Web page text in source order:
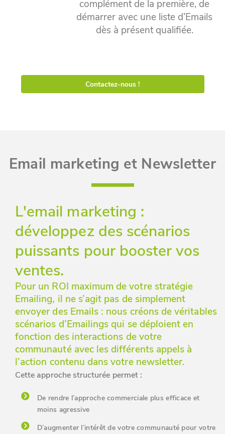
complément de la première, de
démarrer avec une liste d’Emails
dès à présent qualifiée.
Contactez-nous !
Email marketing et Newsletter
L'email marketing :
développez des scénarios
puissants pour booster vos
ventes.
Pour un ROI maximum de votre stratégie
Emailing, il ne s’agit pas de simplement
envoyer des Emails : nous créons de véritables
scénarios d’Emailings qui se déploient en
fonction des interactions de votre
communauté avec les différents appels à
l’action contenu dans votre newsletter.
Cette approche structurée permet :
De rendre l’approche commerciale plus efficace et
moins agressive
D’augmenter l’intérêt de votre communauté pour votre